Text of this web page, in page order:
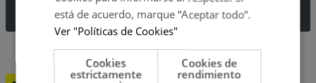
está de acuerdo, marque “Aceptar todo”.
Ver "Políticas de Cookies"
Cookies
estrictamente
Cookies de
rendimiento